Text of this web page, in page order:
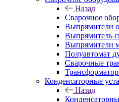
Назад
Сварочное
Выпрямители
Выпрямитель
Выпрямители
Полуавтомат
Сварочные
Конденсаторные
Назад